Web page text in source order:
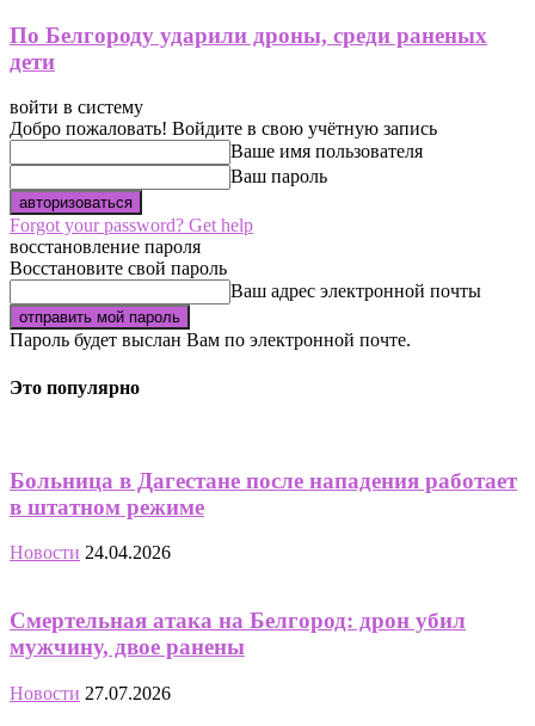
По Белгороду ударили дроны, среди раненых
дети
войти в систему
Добро пожаловать! Войдите в свою учётную запись
Ваше имя пользователя
Ваш пароль
Forgot your password? Get help
восстановление пароля
Восстановите свой пароль
Ваш адрес электронной почты
Пароль будет выслан Вам по электронной почте.
Это популярно
Больница в Дагестане после нападения работает
в штатном режиме
Новости 24.04.2026
Смертельная атака на Белгород: дрон убил
мужчину, двое ранены
Новости 27.07.2026